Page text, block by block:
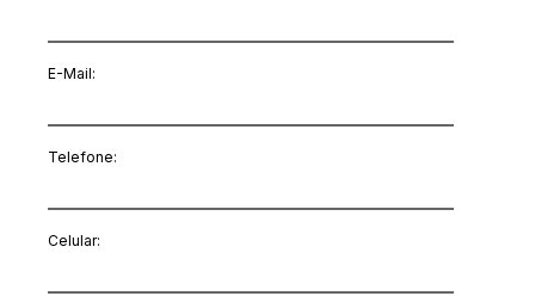
E-Mail:
Telefone:
Celular: